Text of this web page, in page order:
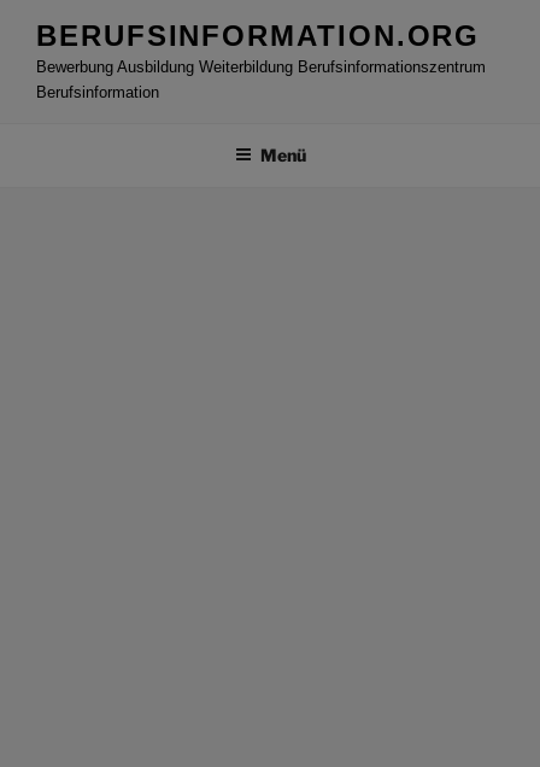
Inhalt
springen
BERUFSINFORMATION.ORG
Bewerbung Ausbildung Weiterbildung Berufsinformationszentrum
Berufsinformation
Menü